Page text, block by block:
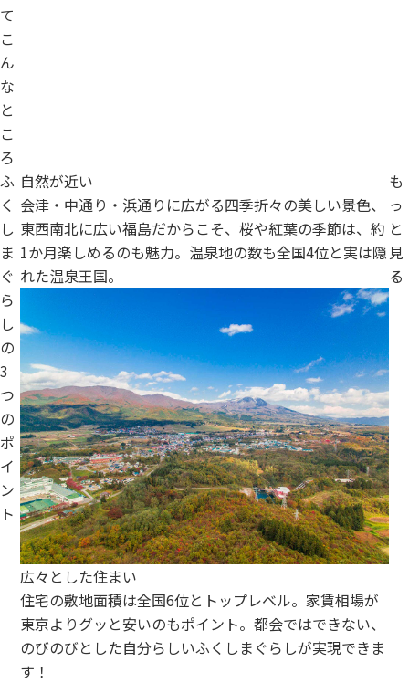
て
こ
ん
な
と
こ
ろ
ふ
く
し
ま
ぐ
ら
し
の
3
つ
の
ポ
イ
ン
ト
自然が近い
会津・中通り・浜通りに広がる四季折々の美しい景色、
東西南北に広い福島だからこそ、桜や紅葉の季節は、約
1か月楽しめるのも魅力。温泉地の数も全国4位と実は隠
れた温泉王国。
広々とした住まい
住宅の敷地面積は全国6位とトップレベル。家賃相場が
東京よりグッと安いのもポイント。都会ではできない、
のびのびとした自分らしいふくしまぐらしが実現できま
す！
も
っ
と
見
る